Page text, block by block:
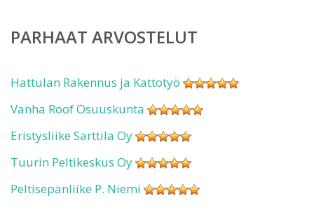
PARHAAT ARVOSTELUT
Hattulan Rakennus ja Kattotyö
Vanha Roof Osuuskunta
Eristysliike Sarttila Oy
Tuurin Peltikeskus Oy
Peltisepänliike P. Niemi